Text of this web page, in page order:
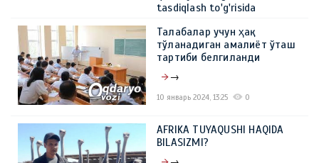
tasdiqlash to'g'risida
→
15 февраль 2024, 11:05 0
Талабалар учун ҳақ
тўланадиган амалиёт ўташ
тартиби белгиланди
→
10 январь 2024, 13:25 0
AFRIKA TUYAQUSHI HAQIDA
BILASIZMI?